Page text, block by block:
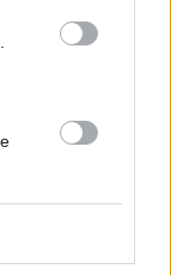
ή
που να
και η
του 2025 θα